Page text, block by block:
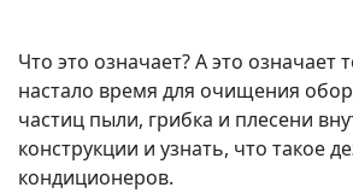
Что это означает? А это означает
настало время для очищения
частиц пыли, грибка и плесени
конструкции и узнать, что такое
кондиционеров.